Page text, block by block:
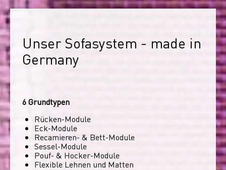
Unser Sofasystem - made in
Germany
6 Grundtypen
Rücken-Module
Eck-Module
Recamieren- & Bett-Module
Sessel-Module
Pouf- & Hocker-Module
Flexible Lehnen und Matten